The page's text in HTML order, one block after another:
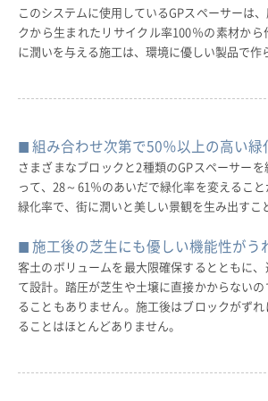
このシステムに使用しているGPスペーサーは
クから生まれたリサイクル率100％の素材か
に潤いを与える施工は、環境に優しい製品で作
組み合わせ次第で50％以上の高い緑
さまざまなブロックと2種類のGPスペーサー
って、28～61％のあいだで緑化率を変えるこ
緑化率で、街に潤いと美しい景観を生み出すこ
施工後の芝生にも優しい機能性がう
客土のボリュームを最大限確保するとともに、
て設計。踏圧が芝生や土壌に直接かからない
ることもありません。施工後はブロックがず
ることはほとんどありません。